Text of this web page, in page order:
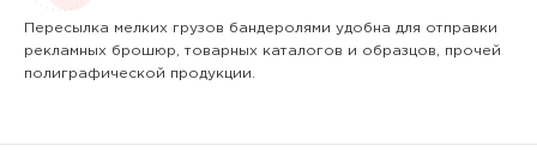
Пересылка мелких грузов бандеролями удобна для отправки
рекламных брошюр, товарных каталогов и образцов, прочей
полиграфической продукции.